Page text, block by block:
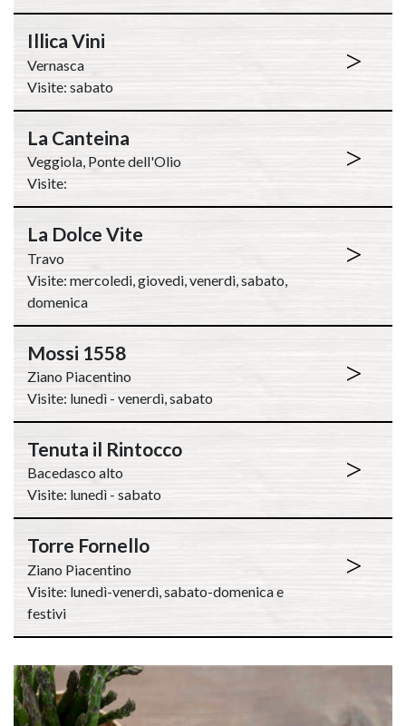
Illica Vini
Vernasca
Visite: sabato
>
La Canteina
Veggiola, Ponte dell'Olio
Visite:
>
La Dolce Vite
Travo
Visite: mercoledi, giovedi, venerdi, sabato,
domenica
>
Mossi 1558
Ziano Piacentino
Visite: lunedì - venerdì, sabato
>
Tenuta il Rintocco
Bacedasco alto
Visite: lunedì - sabato
>
Torre Fornello
Ziano Piacentino
Visite: lunedì-venerdì, sabato-domenica e
festivi
>